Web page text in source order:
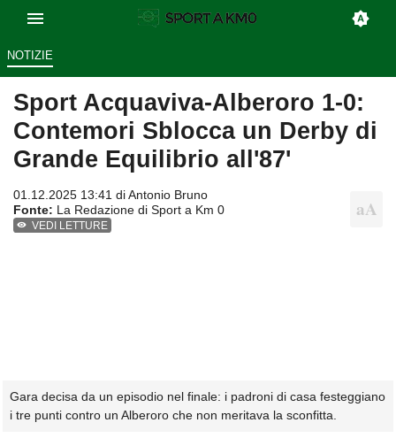
NOTIZIE
Sport Acquaviva-Alberoro 1-0:
Contemori Sblocca un Derby di
Grande Equilibrio all'87'
01.12.2025 13:41 diAntonio Bruno
Fonte: La Redazione di Sport a Km 0
VEDI LETTURE
Gara decisa da un episodio nel finale: i padroni di casa festeggiano
i tre punti contro un Alberoro che non meritava la sconfitta.